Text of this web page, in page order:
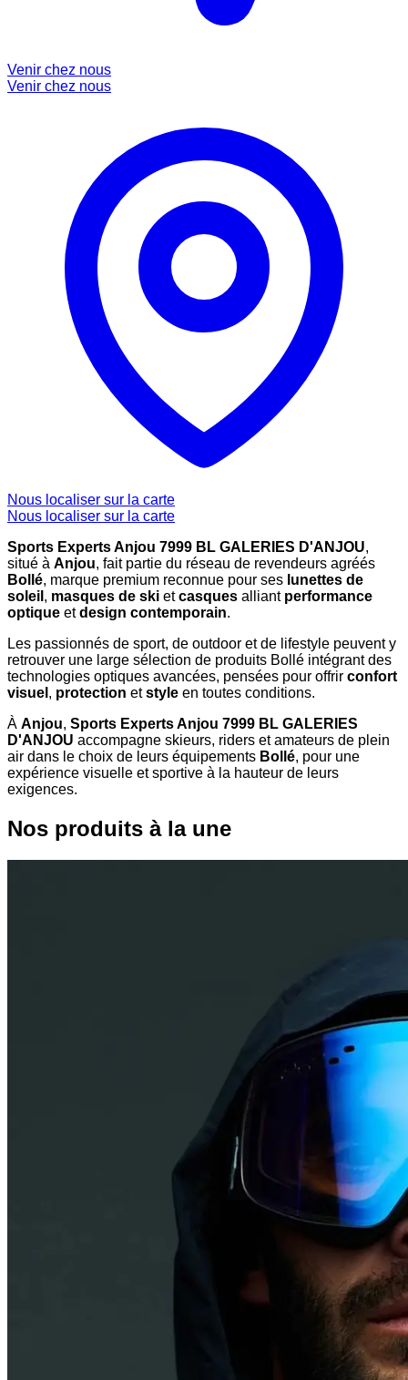
Venir chez nous
Venir chez nous
Nous localiser sur la carte
Nous localiser sur la carte
Sports Experts Anjou 7999 BL GALERIES D'ANJOU,
situé à Anjou, fait partie du réseau de revendeurs agréés
Bollé, marque premium reconnue pour ses lunettes de
soleil , masques de ski etcasques alliant performance
optique etdesign contemporain.
Les passionnés de sport, de outdoor et de lifestyle peuvent y
retrouver une large sélection de produits Bollé intégrant des
technologies optiques avancées, pensées pour offrir confort
visuel , protection etstyle en toutes conditions.
À Anjou, Sports Experts Anjou 7999 BL GALERIES
D'ANJOU accompagne skieurs, riders et amateurs de plein
air dans le choix de leurs équipements Bollé, pour une
expérience visuelle et sportive à la hauteur de leurs
exigences.
Nos produits à la une